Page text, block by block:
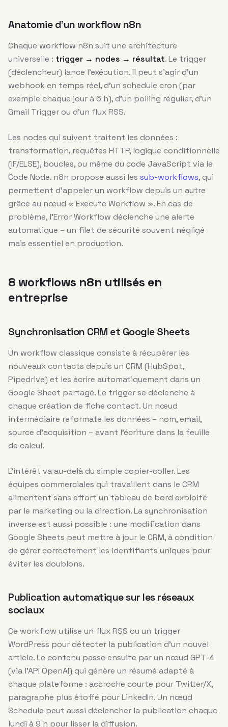
Anatomie d’un workflow n8n
Chaque workflow n8n suit une architecture
universelle : trigger → nodes → résultat. Le trigger
(déclencheur) lance l’exécution. Il peut s’agir d’un
webhook en temps réel, d’un schedule cron (par
exemple chaque jour à 6 h), d’un polling régulier, d’un
Gmail Trigger ou d’un flux RSS.
Les nodes qui suivent traitent les données :
transformation, requêtes HTTP, logique conditionnelle
(IF/ELSE), boucles, ou même du code JavaScript via le
Code Node. n8n propose aussi les sub-workflows, qui
permettent d’appeler un workflow depuis un autre
grâce au nœud « Execute Workflow ». En cas de
problème, l’Error Workflow déclenche une alerte
automatique – un filet de sécurité souvent négligé
mais essentiel en production.
8 workflows n8n utilisés en
entreprise
Synchronisation CRM et Google Sheets
Un workflow classique consiste à récupérer les
nouveaux contacts depuis un CRM (HubSpot,
Pipedrive) et les écrire automatiquement dans un
Google Sheet partagé. Le trigger se déclenche à
chaque création de fiche contact. Un nœud
intermédiaire reformate les données – nom, email,
source d’acquisition – avant l’écriture dans la feuille
de calcul.
L’intérêt va au-delà du simple copier-coller. Les
équipes commerciales qui travaillent dans le CRM
alimentent sans effort un tableau de bord exploité
par le marketing ou la direction. La synchronisation
inverse est aussi possible : une modification dans
Google Sheets peut mettre à jour le CRM, à condition
de gérer correctement les identifiants uniques pour
éviter les doublons.
Publication automatique sur les réseaux
sociaux
Ce workflow utilise un flux RSS ou un trigger
WordPress pour détecter la publication d’un nouvel
article. Le contenu passe ensuite par un nœud GPT-4
(via l’API OpenAI) qui génère un résumé adapté à
chaque plateforme : accroche courte pour Twitter/X,
paragraphe plus étoffé pour LinkedIn. Un nœud
Schedule peut aussi déclencher la publication chaque
lundi à 9 h pour lisser la diffusion.